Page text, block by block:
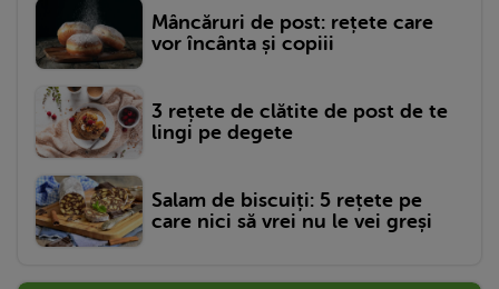
Mâncăruri de post: rețete care
vor încânta și copiii
3 rețete de clătite de post de te
lingi pe degete
Salam de biscuiți: 5 rețete pe
care nici să vrei nu le vei greși